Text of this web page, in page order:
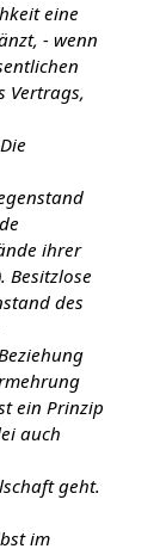
eine
- wenn
Vertrags,
ihrer
Besitzlose
des
ein Prinzip
auch
geht.
im